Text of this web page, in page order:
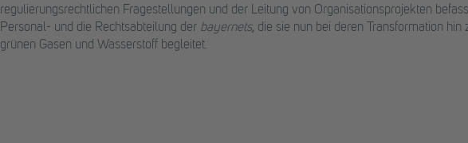
regulierungsrechtlichen Fragestellungen und der Leitung von Organisationsprojekten
Personal- und die Rechtsabteilung der bayernets, die sie nun bei deren Transformation hin
grünen Gasen und Wasserstoff begleitet.